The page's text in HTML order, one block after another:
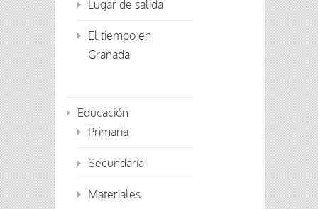
Lugar de salida
El tiempo en
Granada
Educación
Primaria
Secundaria
Materiales